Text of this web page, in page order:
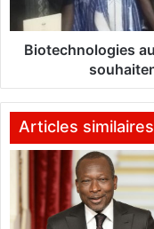
d
a
e
o
g
i
s
u
Biotechnologies
Articles similaires